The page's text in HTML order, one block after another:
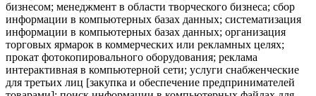
бизнесом; менеджмент в области творческого бизнеса; сбор
информации в компьютерных базах данных; систематизация
информации в компьютерных базах данных; организация
торговых ярмарок в коммерческих или рекламных целях;
прокат фотокопировального оборудования; реклама
интерактивная в компьютерной сети; услуги снабженческие
для третьих лиц [закупка и обеспечение предпринимателей